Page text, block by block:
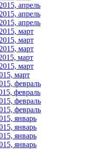
апрель
апрель
апрель
март
март
март
март
март
март
февраль
февраль
февраль
февраль
январь
январь
январь
январь